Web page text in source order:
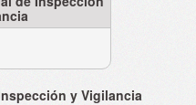
y Vigilancia